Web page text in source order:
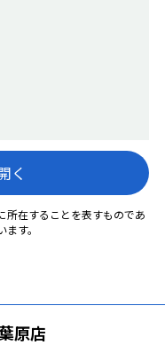
く
在することを表すものであ
す。
原店